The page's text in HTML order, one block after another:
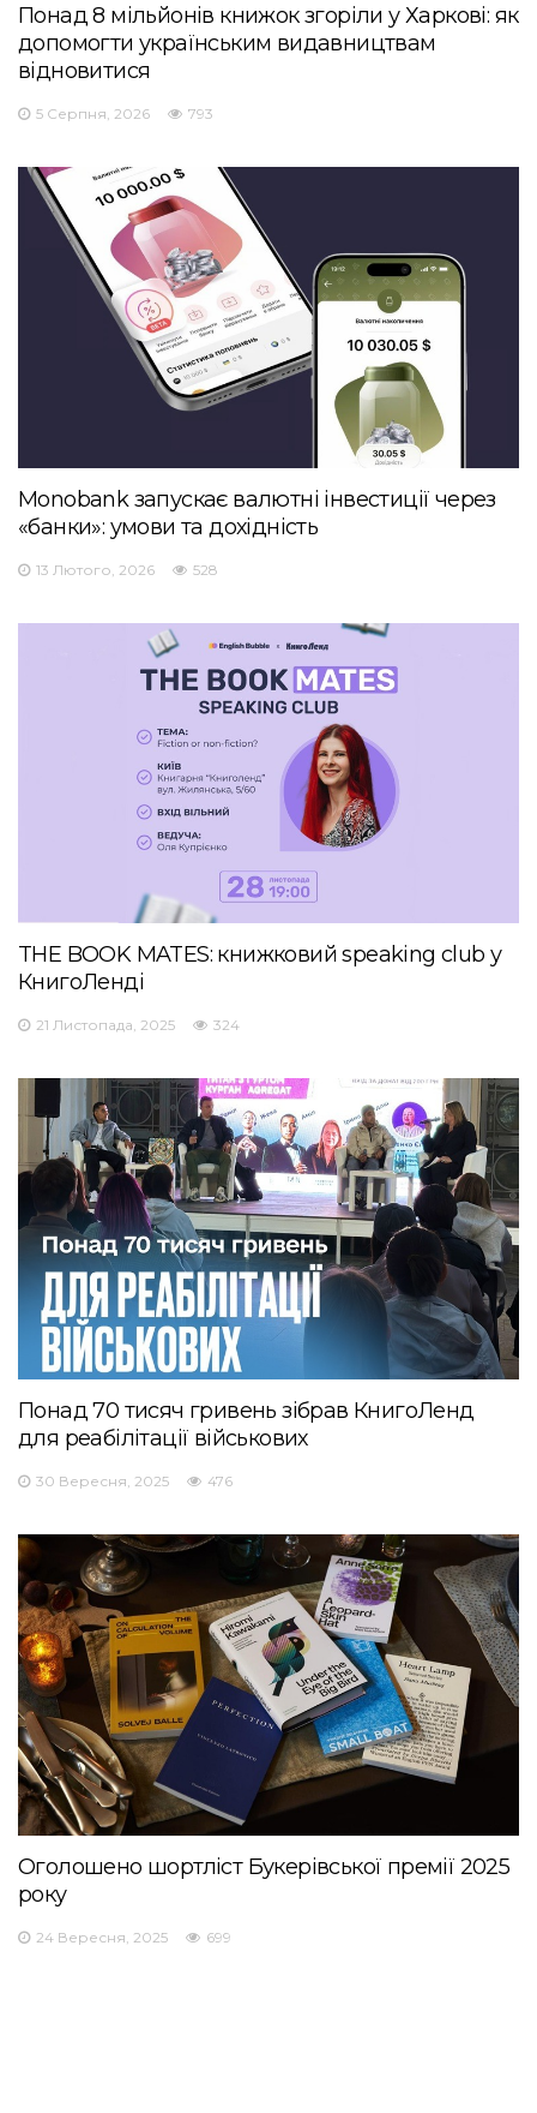
Понад 8 мільйонів книжок згоріли у Харкові: як
допомогти українським видавництвам
відновитися
5 Серпня, 2026 793
Monobank запускає валютні інвестиції через
«банки»: умови та дохідність
13 Лютого, 2026 528
THE BOOK MATES: книжковий speaking club у
КнигоЛенді
21 Листопада, 2025 324
Понад 70 тисяч гривень зібрав КнигоЛенд
для реабілітації військових
30 Вересня, 2025 476
Оголошено шортліст Букерівської премії 2025
року
24 Вересня, 2025 699